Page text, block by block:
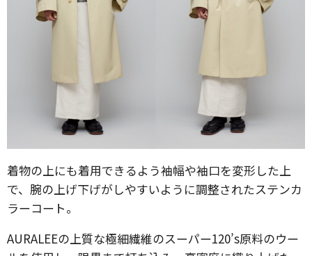
着物の上にも着用できるよう袖幅や袖口を変形した上
で、腕の上げ下げがしやすいように調整されたステンカ
ラーコート。
AURALEEの上質な極細繊維のスーパー120’s原料のウー